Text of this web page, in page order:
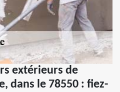
extérieurs de
dans le 78550 : fiez-